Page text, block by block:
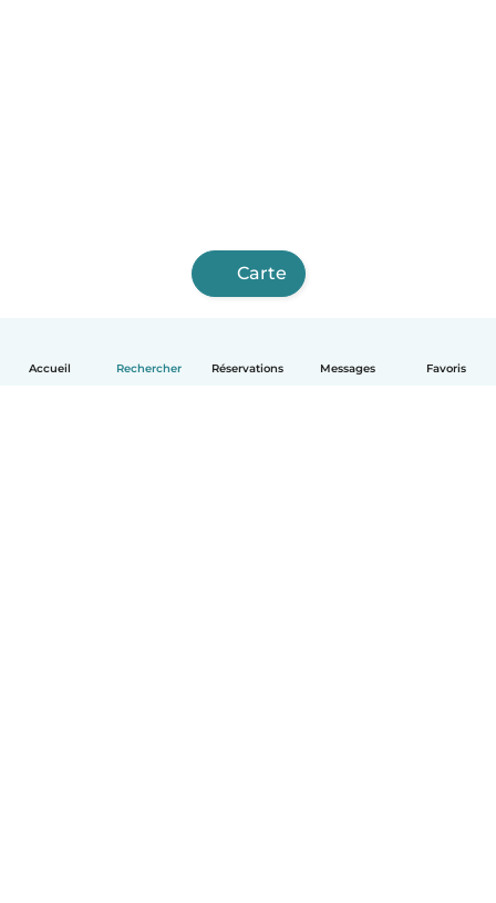
Accueil Rechercher Réservations Messages Favoris
Carte